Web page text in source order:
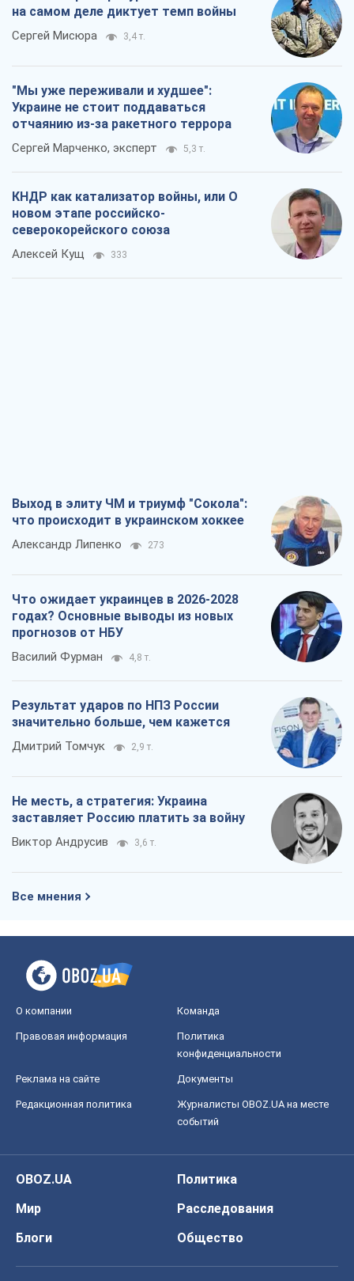
на самом деле диктует темп войны
Сергей Мисюра 3,4 т.
"Мы уже переживали и худшее":
Украине не стоит поддаваться
отчаянию из-за ракетного террора
Сергей Марченко, эксперт 5,3 т.
КНДР как катализатор войны, или О
новом этапе российско-
северокорейского союза
Алексей Кущ 333
Выход в элиту ЧМ и триумф "Сокола":
что происходит в украинском хоккее
Александр Липенко 273
Что ожидает украинцев в 2026-2028
годах? Основные выводы из новых
прогнозов от НБУ
Василий Фурман 4,8 т.
Результат ударов по НПЗ России
значительно больше, чем кажется
Дмитрий Томчук 2,9 т.
Не месть, а стратегия: Украина
заставляет Россию платить за войну
Виктор Андрусив 3,6 т.
Все мнения
О компании Команда
Правовая информация
Политика
конфиденциальности
Реклама на сайте Документы
Редакционная политика
Журналисты OBOZ.UA на месте
событий
OBOZ.UA
Политика
Мир
Расследования
Блоги
Общество